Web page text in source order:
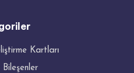
Kartları